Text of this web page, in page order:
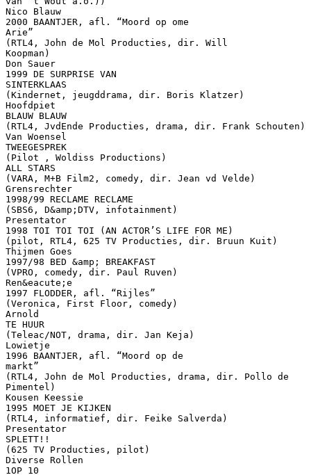
Nico Blauw
2000 BAANTJER, afl. “Moord op ome
Arie”
(RTL4, John de Mol Producties, dir. Will
Koopman)
Don Sauer
1999 DE SURPRISE VAN
SINTERKLAAS
(Kindernet, jeugddrama, dir. Boris Klatzer)
Hoofdpiet
BLAUW BLAUW
(RTL4, JvdEnde Producties, drama, dir. Frank Schouten)
Van Woensel
TWEEGESPREK
(Pilot , Woldiss Productions)
ALL STARS
(VARA, M+B Film2, comedy, dir. Jean vd Velde)
Grensrechter
1998/99 RECLAME RECLAME
(SBS6, D&amp;DTV, infotainment)
Presentator
1998 TOI TOI TOI (AN ACTOR’S LIFE FOR ME)
(pilot, RTL4, 625 TV Producties, dir. Bruun Kuit)
Thijmen Goes
1997/98 BED &amp; BREAKFAST
(VPRO, comedy, dir. Paul Ruven)
Ren&eacute;e
1997 FLODDER, afl. “Rijles”
(Veronica, First Floor, comedy)
Arnold
TE HUUR
(Teleac/NOT, drama, dir. Jan Keja)
Lowietje
1996 BAANTJER, afl. “Moord op de
markt”
(RTL4, John de Mol Producties, drama, dir. Pollo de
Pimentel)
Kousen Keessie
1995 MOET JE KIJKEN
(RTL4, informatief, dir. Feike Salverda)
Presentator
SPLETT!!
(625 TV Producties, pilot)
Diverse Rollen
1OP 10